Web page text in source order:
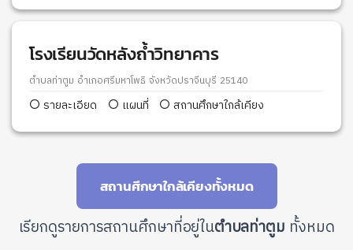
โรงเรียนวัดหลังถ้ำวิทยาคาร
ตำบลท่าตูม อำเภอศรีมหาโพธิ จังหวัดปราจีนบุรี 25140
รายละเอียด แผนที่ สถานศึกษาใกล้เคียง
สถานศึกษาใกล้เคียงทั้งหมด
เรียกดูรายการสถานศึกษาที่อยู่ในตำบลท่าตูม ทั้งหมด